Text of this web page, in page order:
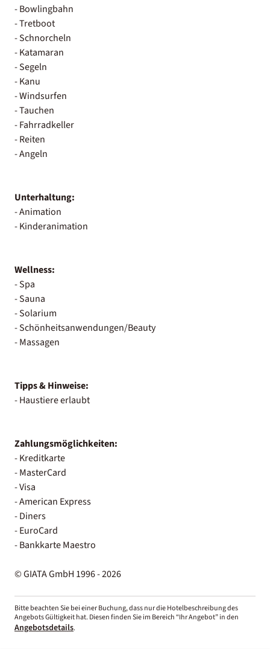
- Bowlingbahn
- Tretboot
- Schnorcheln
- Katamaran
- Segeln
- Kanu
- Windsurfen
- Tauchen
- Fahrradkeller
- Reiten
- Angeln
Unterhaltung:
- Animation
- Kinderanimation
Wellness:
- Spa
- Sauna
- Solarium
- Schönheitsanwendungen/Beauty
- Massagen
Tipps & Hinweise:
- Haustiere erlaubt
Zahlungsmöglichkeiten:
- Kreditkarte
- MasterCard
- Visa
- American Express
- Diners
- EuroCard
- Bankkarte Maestro
© GIATA GmbH 1996 - 2026
Bitte beachten Sie bei einer Buchung, dass nur die Hotelbeschreibung des
Angebots Gültigkeit hat. Diesen finden Sie im Bereich “Ihr Angebot” in den
Angebotsdetails.